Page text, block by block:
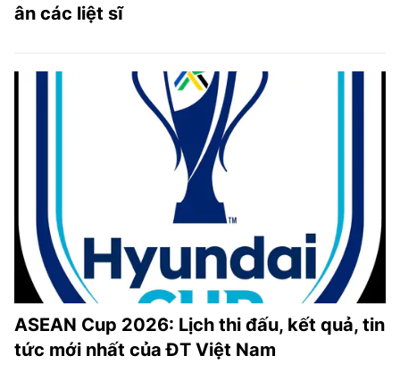
ân các liệt sĩ
ASEAN Cup 2026: Lịch thi đấu, kết quả, tin
tức mới nhất của ĐT Việt Nam